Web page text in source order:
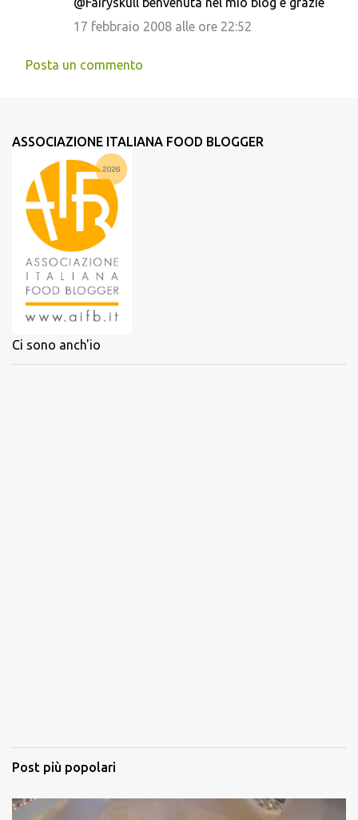
17 febbraio 2008 alle ore 22:52
Posta un commento
ASSOCIAZIONE ITALIANA FOOD BLOGGER
Ci sono anch'io
Post più popolari